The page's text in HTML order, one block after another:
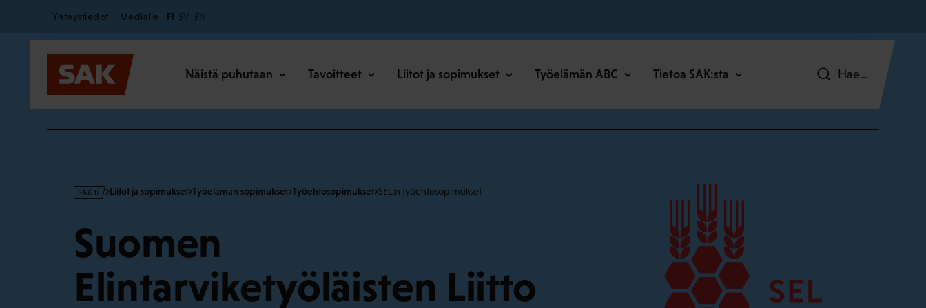
Secondary
Yhteystiedot Medialle FI SV EN
Näistä puhutaan Tavoitteet Liitot ja sopimukset Työelämän ABC Tietoa SAK:sta Hae
s
·
f
Liitot ja sopimukset Työelämän sopimukset Työehtosopimukset SEL:n työehtosopimukset
Suomen
Elintarviketyöläisten Liitto